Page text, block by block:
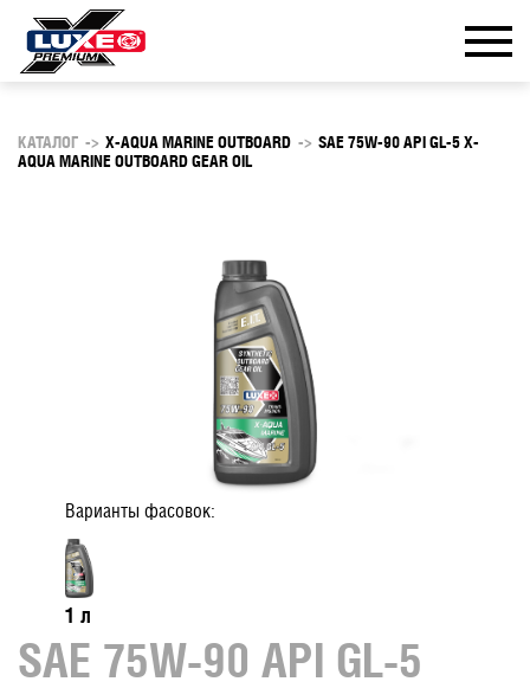
КАТАЛОГ -> X-AQUA MARINE OUTBOARD -> SAE 75W-90 API GL-5 X-
AQUA MARINE OUTBOARD GEAR OIL
Варианты фасовок:
1 л
SAE 75W-90 API GL-5